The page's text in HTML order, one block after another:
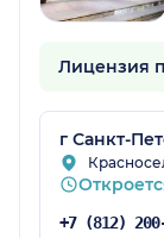
Лицензия
г Санкт-